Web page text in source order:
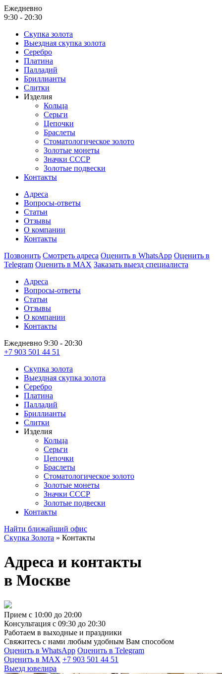
Ежедневно
9:30 - 20:30
Скупка золота
Выездная скупка золота
Серебро
Платина
Палладий
Бриллианты
Слитки
Изделия
Кольца
Серьги
Цепочки
Браслеты
Стоматологическое золото
Золотые монеты
Значки СССР
Золотые подвески
Контакты
Адреса
Вопросы-ответы
Статьи
Отзывы
О компании
Контакты
Позвонить Смотреть адреса Оценить в WhatsApp Оценить в
Telegram Оценить в MAX Заказать выезд специалиста
Адреса
Вопросы-ответы
Статьи
Отзывы
О компании
Контакты
Ежедневно 9:30 - 20:30
+7 903 501 44 51
Скупка золота
Выездная скупка золота
Серебро
Платина
Палладий
Бриллианты
Слитки
Изделия
Кольца
Серьги
Цепочки
Браслеты
Стоматологическое золото
Золотые монеты
Значки СССР
Золотые подвески
Контакты
Найти ближайший офис
Скупка Золота » Контакты
Адреса и контакты
в Москве
Прием с 10:00 до 20:00
Консультация с 09:30 до 20:30
Работаем в выходные и праздники
Свяжитесь с нами любым удобным Вам способом
Оценить в WhatsApp Оценить в Telegram
Оценить в MAX +7 903 501 44 51
Выезд ювелира